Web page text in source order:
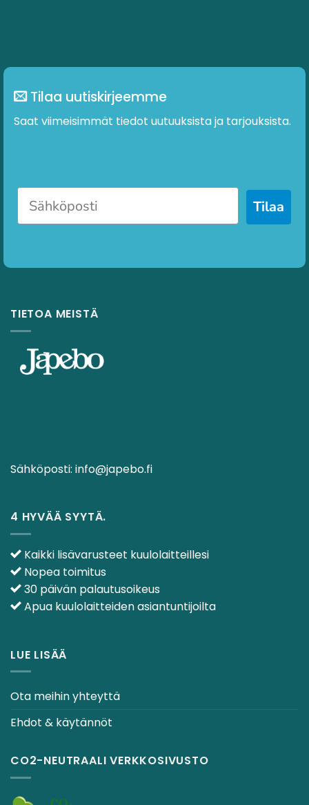
Tilaa uutiskirjeemme
Saat viimeisimmät tiedot uutuuksista ja tarjouksista.
Tilaa
TIETOA MEISTÄ
Sähköposti: info@japebo.fi
4 HYVÄÄ SYYTÄ.
Kaikki lisävarusteet kuulolaitteillesi
Nopea toimitus
30 päivän palautusoikeus
Apua kuulolaitteiden asiantuntijoilta
LUE LISÄÄ
Ota meihin yhteyttä
Ehdot & käytännöt
CO2-NEUTRAALI VERKKOSIVUSTO